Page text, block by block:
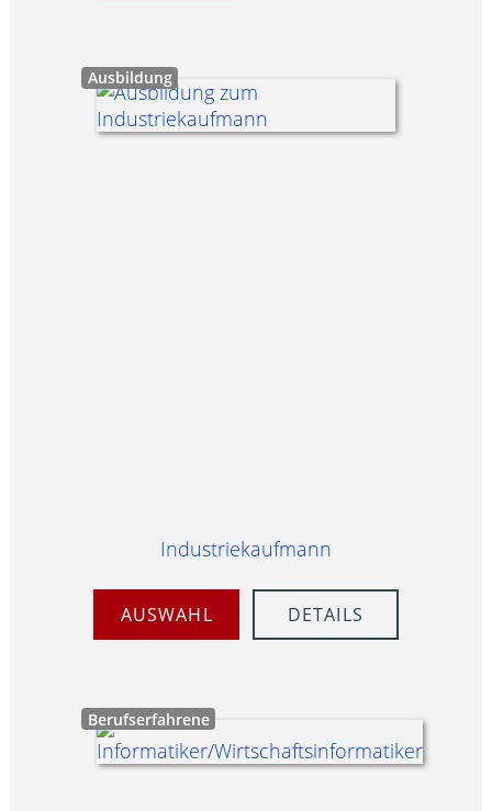
Ausbildung
Industriekaufmann
AUSWAHL DETAILS
Berufserfahrene